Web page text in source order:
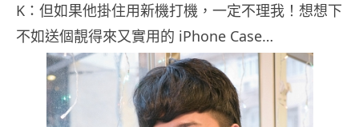
K：但如果他掛住用新機打機，一定不理我！想想下
不如送個靚得來又實用的 iPhone Case…